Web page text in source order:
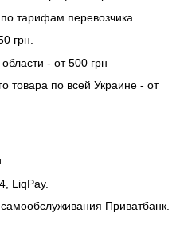
тарифам перевозчика.
грн.
- от 500 грн
товара по всей Украине - от
LiqPay.
Приватбанк.